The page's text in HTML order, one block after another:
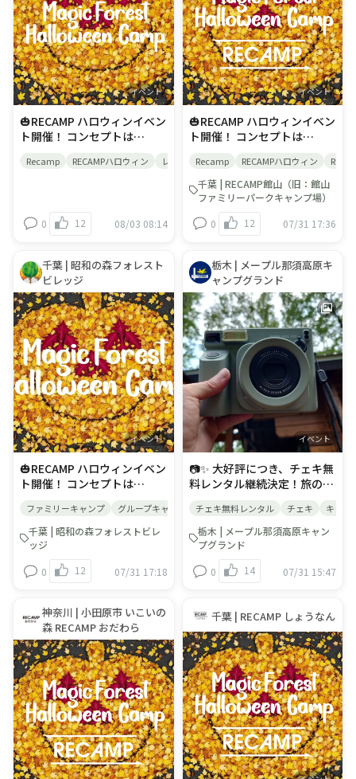
イベント
🎃RECAMP ハロウィンイベン
ト開催！ コンセプトは
Camp」 魔法と変身で、自然
にふれながら、 人とのつなが
合う文化祭。 ■イベント開催
期間：9/25∼10/31 ＜イベン
ト内容＞ 🎃Monster
Hunt（フィールドラリー）
キャンプ場に隠れているモン
スターを見つけて、あいこと
ばを完成させよう。 ■参加
料：無料（予約不要） フロン
トにある用紙を取り、ご自由
にご参加ください。 🎃
Halloween Craft（クラフト
イベント） 「魔法と変身」を
テーマに、自然素材を使っ
て、自由に工作しよう！ ■参
加料：無料(予約不要) ※フリ
ースペースです。ご自由にご
クロッジヤマナカ管理棟内 🎃
ハロウィン限定オリジナルス
テッカープレゼント！ 期間中
にご宿泊いただいたお客様
へ、ハロウィンオリジナルス
す！ この時期にしか手に入ら
ない特別なステッカーです。
ぜひこのチャンスにゲットし
てください！ ◎対象期間：9
月25日(金)～10月31日(土) ◎
対象者： ・上記期間内チェッ
クインのお客様 ・宿泊プラン
をご利用の予約代表者様 ※デ
イキャンプ・BBQは除く ※1
プランのご予約で1枚プレゼ
ントいたします。（ご代表者
様が2プランご予約の場合は2
Recamp RECAMPハロウィン レイクロッジヤマナカ
0 12 08/03 08:14
イベント
🎃RECAMP ハロウィンイベン
ト開催！ コンセプトは
Camp」 魔法と変身で、自然
とつながる。 — ちょっと怖
くて、すごく楽しい — いつ
にふれながら、 人とのつなが
合う文化祭。 ■イベント開催
期間：9/26∼10/31 ＜イベン
ト内容＞ 🎃Monster
Hunt（フィールドラリー）
キャンプ場に隠れているモン
スターを見つけて、あいこと
ばを完成させよう。 ■参加
料：無料（予約不要） フロン
トにある用紙を取り、ご自由
にご参加ください。 🎃
Halloween Craft（クラフト
イベント） 「魔法と変身」を
テーマに、自然素材を使っ
て、自由に工作しよう！ ■参
加料：無料(予約不要) ※フリ
ースペースです。ご自由にご
RECAMP館山管理棟クラフト
スペース 🎃ハロウィン限定オ
リジナルステッカープレゼン
ト！ 期間中にご宿泊いただい
たお客様へ、ハロウィンオリ
に入らない特別なステッカー
です。 ぜひこのチャンスにゲ
ットしてください！ ◎対象期
間：9月25日(金)～10月31日
(土) ◎対象者： ・上記期間内
チェックインのお客様 ・宿泊
プランをご利用の予約代表者
様 ※デイキャンプ・BBQは
除く ※1プランのご予約で1
枚プレゼントいたします。
（ご代表者様が2プランご予
Recamp RECAMPハロウィン
千葉 | RECAMP館山（旧：館山
ファミリーパークキャンプ場）
0
12 07/31 17:36
千葉 | 昭和の森フォレスト
ビレッジ
イベント
🎃RECAMP ハロウィンイベン
ト開催！ コンセプトは
Camp」 魔法と変身で、自然
とつながる。 — ちょっと怖
くて、すごく楽しい — いつ
もと違う自分になって、自然
にふれながら、 人とのつなが
合う文化祭。 ■イベント開催
期間：9/25∼10/31 ＜イベン
ト内容＞ 🎃Monster
Hunt（フィールドラリー）
キャンプ場に隠れているモン
スターを見つけて、あいこと
ばを完成させよう。 ■参加
料：無料（予約不要） フロン
トにある用紙を取り、ご自由
にご参加ください。 🎃
Halloween Craft（クラフト
イベント） 「魔法と変身」を
ファミリーキャンプ グループキャンプ 秋
千葉 | 昭和の森フォレストビレ
ッジ
0
12 07/31 17:18
栃木 | メープル那須高原キ
ャンプグランド
イベント
📷✨ 大好評につき、チェキ無
料レンタル継続決定！旅の思
の「ジー…」という音と共に
出てくる瞬間、みんな大好き
なんです🎞️📌 返却時にアンケ
ート回答が必須です。​⏰
8/1〜8/31チェックアウトま
いね🙌
チェキ無料レンタル チェキ キャン
栃木 | メープル那須高原キャン
プグランド
0
14 07/31 15:47
神奈川 | 小田原市 いこいの
森 RECAMP おだわら
千葉 | RECAMP しょうなん